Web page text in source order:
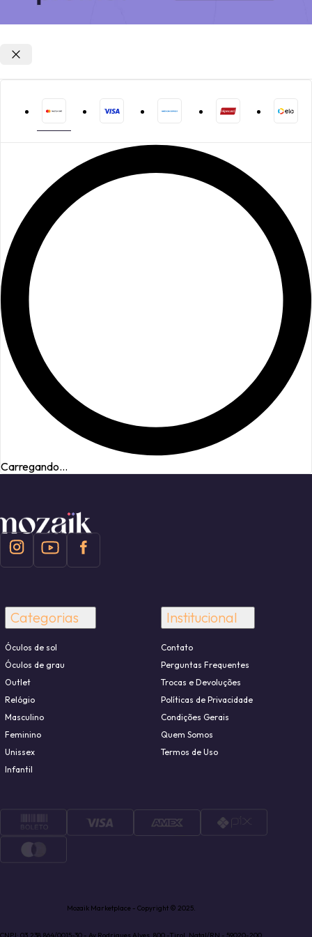
Carregando...
Categorias
Óculos de sol
Óculos de grau
Outlet
Relógio
Masculino
Feminino
Unissex
Infantil
Institucional
Contato
Perguntas Frequentes
Trocas e Devoluções
Políticas de Privacidade
Condições Gerais
Quem Somos
Termos de Uso
Mozaik Marketplace - Copyright © 2025.